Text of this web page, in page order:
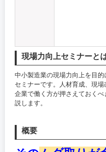
現場力向上セミナーと
中小製造業の現場力向上を目
セミナーです。人材育成、現
企業で働く方が押さえておく
説します。
概要